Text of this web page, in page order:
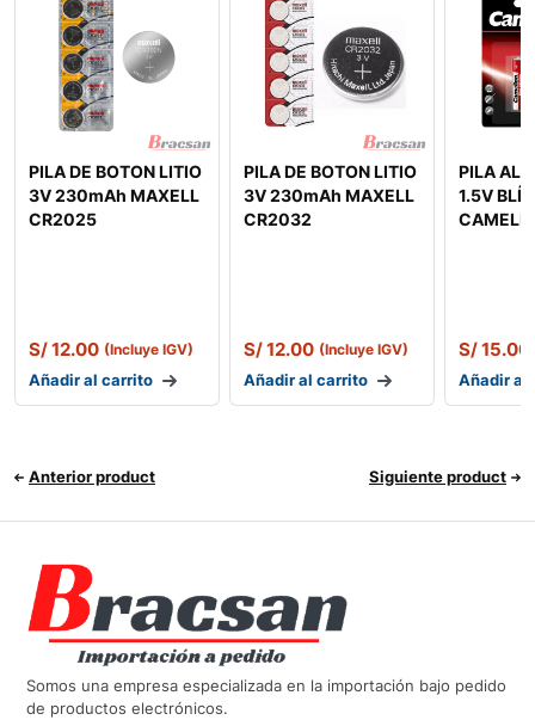
PILA DE BOTON LITIO
3V 230mAh MAXELL
CR2025
S/12.00 (Incluye IGV)
Añadir al carrito
PILA DE BOTON LITIO
3V 230mAh MAXELL
CR2032
S/12.00 (Incluye IGV)
Añadir al carrito
PILA
1.5V
S/15.00
Añadir al
Anterior product Siguiente product
Somos una empresa especializada en la importación bajo pedido
de productos electrónicos.